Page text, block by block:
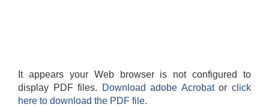
It appears your Web browser is not configured to
display PDF files.
Download adobe Acrobatorclick
here to download the PDF file.